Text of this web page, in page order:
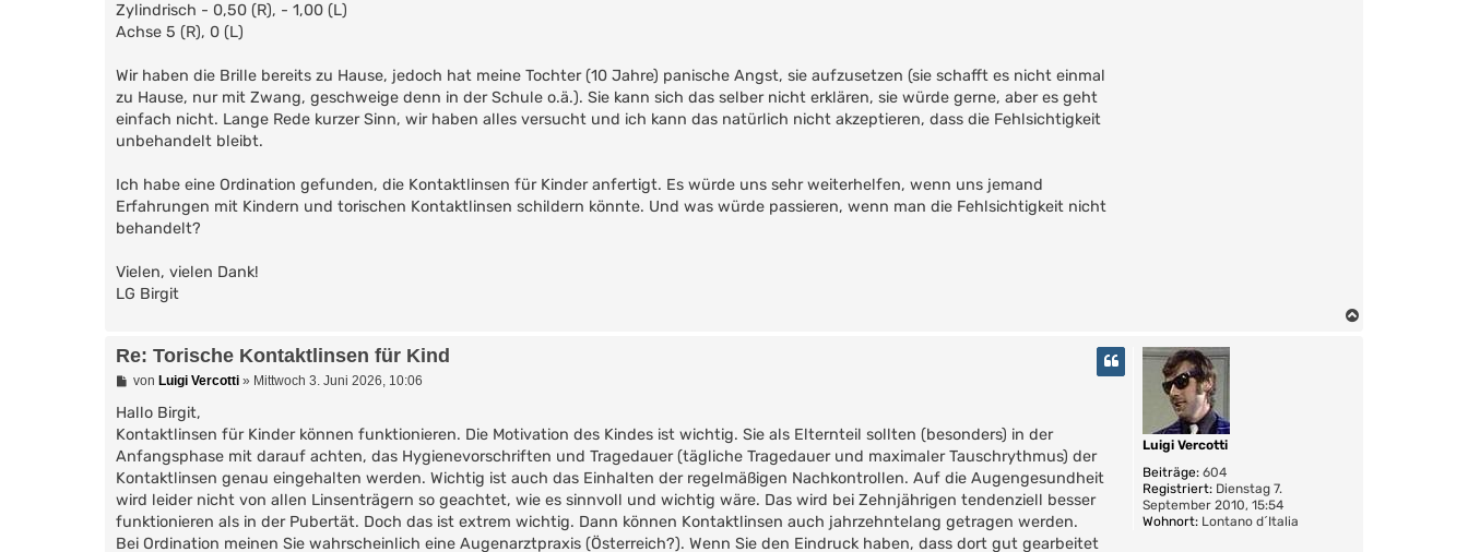
Zylindrisch - 0,50 (R), - 1,00 (L)
Achse 5 (R), 0 (L)
Wir haben die Brille bereits zu Hause, jedoch hat meine Tochter (10 Jahre) panische Angst, sie aufzusetzen (sie schafft es nicht einmal
zu Hause, nur mit Zwang, geschweige denn in der Schule o.ä.). Sie kann sich das selber nicht erklären, sie würde gerne, aber es geht
einfach nicht. Lange Rede kurzer Sinn, wir haben alles versucht und ich kann das natürlich nicht akzeptieren, dass die Fehlsichtigkeit
unbehandelt bleibt.
Ich habe eine Ordination gefunden, die Kontaktlinsen für Kinder anfertigt. Es würde uns sehr weiterhelfen, wenn uns jemand
Erfahrungen mit Kindern und torischen Kontaktlinsen schildern könnte. Und was würde passieren, wenn man die Fehlsichtigkeit nicht
behandelt?
Vielen, vielen Dank!
LG Birgit
Luigi Vercotti
Beiträge: 604
Registriert: Dienstag 7.
September 2010, 15:54
Wohnort: Lontano d´Italia
Re: Torische Kontaktlinsen für Kind
B
i
r
a
g
von Luigi Vercotti» Mittwoch 3. Juni 2026, 10:06
Hallo Birgit,
Kontaktlinsen für Kinder können funktionieren. Die Motivation des Kindes ist wichtig. Sie als Elternteil sollten (besonders) in der
Anfangsphase mit darauf achten, das Hygienevorschriften und Tragedauer (tägliche Tragedauer und maximaler Tauschrythmus) der
Kontaktlinsen genau eingehalten werden. Wichtig ist auch das Einhalten der regelmäßigen Nachkontrollen. Auf die Augengesundheit
wird leider nicht von allen Linsenträgern so geachtet, wie es sinnvoll und wichtig wäre. Das wird bei Zehnjährigen tendenziell besser
funktionieren als in der Pubertät. Doch das ist extrem wichtig. Dann können Kontaktlinsen auch jahrzehntelang getragen werden.
Bei Ordination meinen Sie wahrscheinlich eine Augenarztpraxis (Österreich?). Wenn Sie den Eindruck haben, dass dort gut gearbeitet